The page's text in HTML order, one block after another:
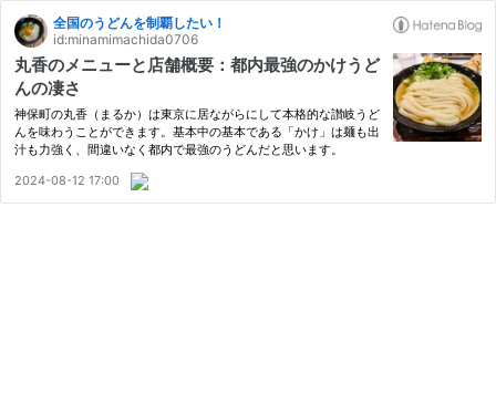
全国のうどんを制覇したい！
id:minamimachida0706
丸香のメニューと店舗概要：都内最強のかけうど
んの凄さ
神保町の丸香（まるか）は東京に居ながらにして本格的な讃岐うど
んを味わうことができます。基本中の基本である「かけ」は麺も出
汁も力強く、間違いなく都内で最強のうどんだと思います。
2024-08-12 17:00